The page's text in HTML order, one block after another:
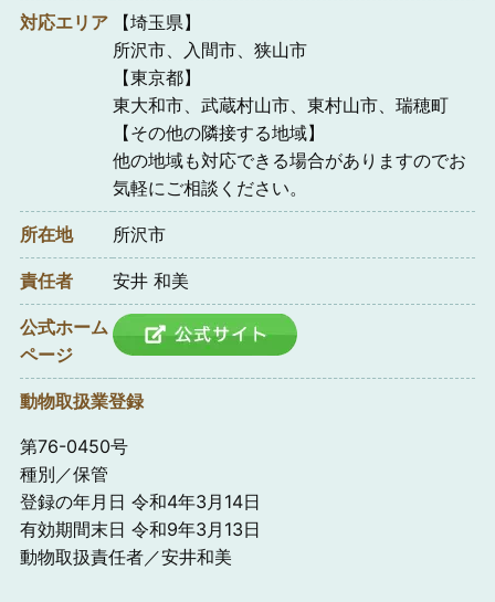
対応エリア
【埼玉県】
所沢市、入間市、狭山市
【東京都】
東大和市、武蔵村山市、東村山市、瑞穂町
【その他の隣接する地域】
他の地域も対応できる場合がありますのでお
気軽にご相談ください。
所在地 所沢市
責任者 安井 和美
公式ホーム
ページ
動物取扱業登録
第76-0450号
種別／保管
登録の年月日 令和4年3月14日
有効期間末日 令和9年3月13日
動物取扱責任者／安井和美